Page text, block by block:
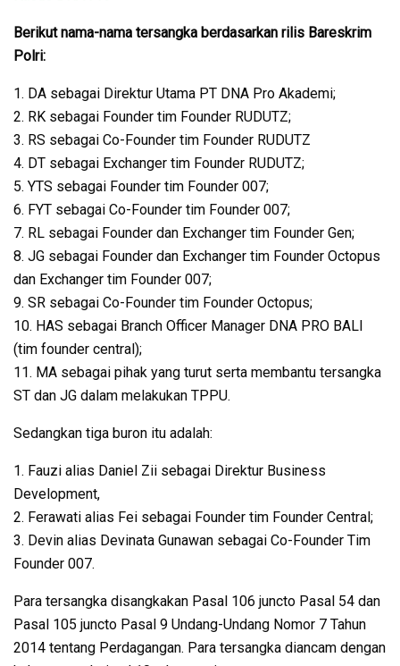
Berikut nama-nama tersangka berdasarkan rilis Bareskrim
Polri:
1. DA sebagai Direktur Utama PT DNA Pro Akademi;
2. RK sebagai Founder tim Founder RUDUTZ;
3. RS sebagai Co-Founder tim Founder RUDUTZ
4. DT sebagai Exchanger tim Founder RUDUTZ;
5. YTS sebagai Founder tim Founder 007;
6. FYT sebagai Co-Founder tim Founder 007;
7. RL sebagai Founder dan Exchanger tim Founder Gen;
8. JG sebagai Founder dan Exchanger tim Founder Octopus
dan Exchanger tim Founder 007;
9. SR sebagai Co-Founder tim Founder Octopus;
10. HAS sebagai Branch Officer Manager DNA PRO BALI
(tim founder central);
11. MA sebagai pihak yang turut serta membantu tersangka
ST dan JG dalam melakukan TPPU.
Sedangkan tiga buron itu adalah:
1. Fauzi alias Daniel Zii sebagai Direktur Business
Development,
2. Ferawati alias Fei sebagai Founder tim Founder Central;
3. Devin alias Devinata Gunawan sebagai Co-Founder Tim
Founder 007.
Para tersangka disangkakan Pasal 106 juncto Pasal 54 dan
Pasal 105 juncto Pasal 9 Undang-Undang Nomor 7 Tahun
2014 tentang Perdagangan. Para tersangka diancam dengan